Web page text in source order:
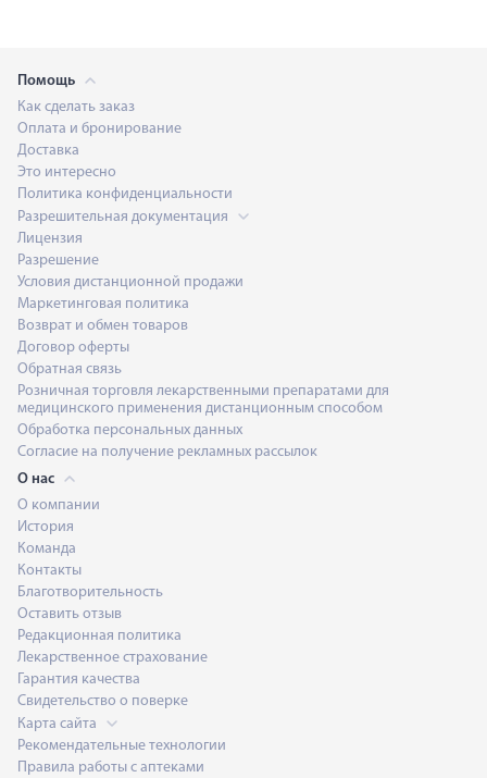
Помощь
Как сделать заказ
Оплата и бронирование
Доставка
Это интересно
Политика конфиденциальности
Разрешительная документация
Лицензия
Разрешение
Условия дистанционной продажи
Маркетинговая политика
Возврат и обмен товаров
Договор оферты
Обратная связь
Розничная торговля лекарственными препаратами для
медицинского применения дистанционным способом
Обработка персональных данных
Согласие на получение рекламных рассылок
О нас
О компании
История
Команда
Контакты
Благотворительность
Оставить отзыв
Редакционная политика
Лекарственное страхование
Гарантия качества
Свидетельство о поверке
Карта сайта
Рекомендательные технологии
Правила работы с аптеками